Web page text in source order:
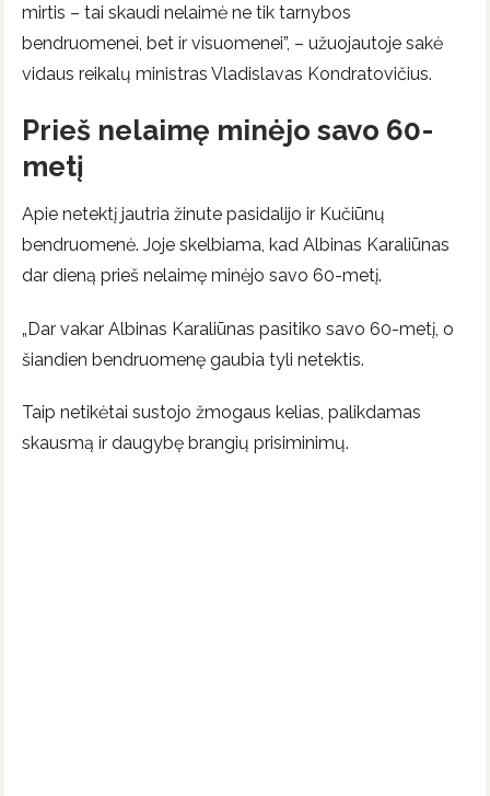
mirtis – tai skaudi nelaimė ne tik tarnybos
bendruomenei, bet ir visuomenei”, – užuojautoje sakė
vidaus reikalų ministras Vladislavas Kondratovičius.
Prieš nelaimę minėjo savo 60-
metį
Apie netektį jautria žinute pasidalijo ir Kučiūnų
bendruomenė. Joje skelbiama, kad Albinas Karaliūnas
dar dieną prieš nelaimę minėjo savo 60-metį.
„Dar vakar Albinas Karaliūnas pasitiko savo 60-metį, o
šiandien bendruomenę gaubia tyli netektis.
Taip netikėtai sustojo žmogaus kelias, palikdamas
skausmą ir daugybę brangių prisiminimų.